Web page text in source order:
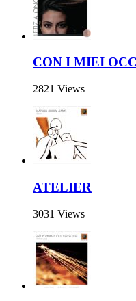
CON I MIEI
2821 Views
ATELIER
3031 Views